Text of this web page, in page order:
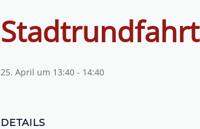
Stadtrundfahrt
25. April um 13:40 - 14:40
DETAILS